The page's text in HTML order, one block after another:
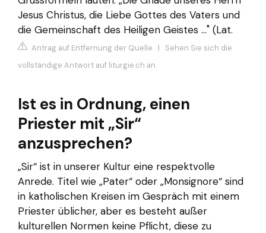
Jesus Christus, die Liebe Gottes des Vaters und
die Gemeinschaft des Heiligen Geistes ..." (Lat.
Antrag auf Entfernung der Quelle | Sehen Sie sich die
vollständige Antwort auf liturgie.ch an
Ist es in Ordnung, einen
Priester mit „Sir“
anzusprechen?
„Sir“ ist in unserer Kultur eine respektvolle
Anrede. Titel wie „Pater“ oder „Monsignore“ sind
in katholischen Kreisen im Gespräch mit einem
Priester üblicher, aber es besteht außer
kulturellen Normen keine Pflicht, diese zu